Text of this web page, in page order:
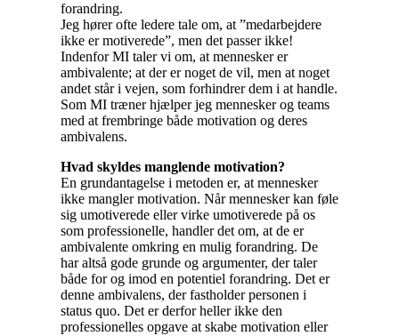
forandring.
Jeg hører ofte ledere tale om, at ”medarbejdere
ikke er motiverede”, men det passer ikke!
Indenfor MI taler vi om, at mennesker er
ambivalente; at der er noget de vil, men at noget
andet står i vejen, som forhindrer dem i at handle.
Som MI træner hjælper jeg mennesker og teams
med at frembringe både motivation og deres
ambivalens.
Hvad skyldes manglende motivation?
En grundantagelse i metoden er, at mennesker
ikke mangler motivation. Når mennesker kan føle
sig umotiverede eller virke umotiverede på os
som professionelle, handler det om, at de er
ambivalente omkring en mulig forandring. De
har altså gode grunde og argumenter, der taler
både for og imod en potentiel forandring. Det er
denne ambivalens, der fastholder personen i
status quo. Det er derfor heller ikke den
professionelles opgave at skabe motivation eller